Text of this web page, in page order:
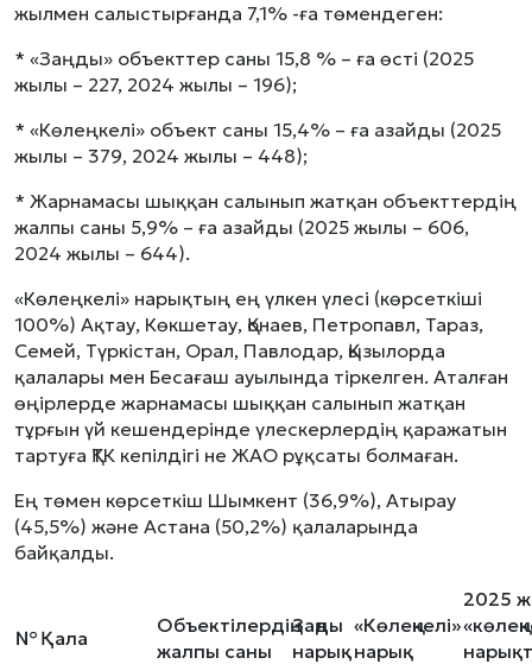
жылмен салыстырғанда 7,1% -ға төмендеген:
* «Заңды» объекттер саны 15,8 % – ға өсті (2025
жылы – 227, 2024 жылы – 196);
* «Көлеңкелі» объект саны 15,4% – ға азайды (2025
жылы – 379, 2024 жылы – 448);
* Жарнамасы шыққан салынып жатқан объекттердің
жалпы саны 5,9% – ға азайды (2025 жылы – 606,
2024 жылы – 644).
«Көлеңкелі» нарықтың ең үлкен үлесі (көрсеткіші
100%) Ақтау, Көкшетау, Қонаев, Петропавл, Тараз,
Семей, Түркістан, Орал, Павлодар, Қызылорда
қалалары мен Бесағаш ауылында тіркелген. Аталған
өңірлерде жарнамасы шыққан салынып жатқан
тұрғын үй кешендерінде үлескерлердің қаражатын
тартуға ҚТК кепілдігі не ЖАО рұқсаты болмаған.
Ең төмен көрсеткіш Шымкент (36,9%), Атырау
(45,5%) және Астана (50,2%) қалаларында
байқалды.
№ Қала
Объектілердің
жалпы саны
Заңды
нарық
«Көлеңкелі»
нарық
2025